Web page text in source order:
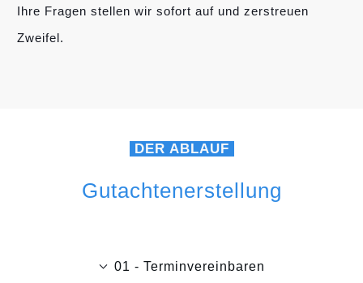
Ihre Fragen stellen wir sofort auf und zerstreuen
Zweifel.
DER ABLAUF
Gutachtenerstellung
01 - Terminvereinbaren